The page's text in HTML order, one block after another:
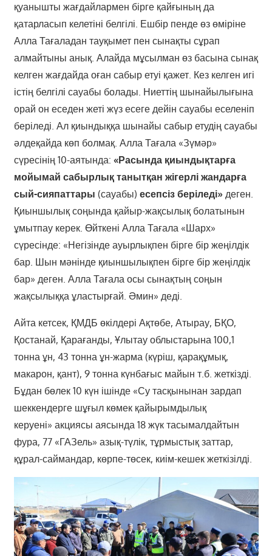
қуанышты жағдайлармен бірге қайғының да
қатарласып келетіні белгілі. Ешбір пенде өз өміріне
Алла Тағаладан тауқымет пен сынақты сұрап
алмайтыны анық. Алайда мұсылман өз басына сынақ
келген жағдайда оған сабыр етуі қажет. Кез келген игі
істің белгілі сауабы болады. Ниеттің шынайылығына
орай он еседен жеті жүз есеге дейін сауабы еселеніп
беріледі. Ал қиындыққа шынайы сабыр етудің сауабы
әлдеқайда көп болмақ. Алла Тағала «Зүмәр»
сүресінің 10-аятында: «Расында қиындықтарға
мойымай сабырлық танытқан жігерлі жандарға
сый-сияпаттары (сауабы) есепсіз беріледі»деген.
Қиыншылық соңында қайыр-жақсылық болатынын
ұмытпау керек. Өйткені Алла Тағала «Шарх»
сүресінде: «Негізінде ауырлықпен бірге бір жеңілдік
бар. Шын мәнінде қиыншылықпен бірге бір жеңілдік
бар» деген. Алла Тағала осы сынақтың соңын
жақсылыққа ұластырғай. Әмин» деді.
Айта кетсек, ҚМДБ өкілдері Ақтөбе, Атырау, БҚО,
Қостанай, Қарағанды, Ұлытау облыстарына 100,1
тонна ұн, 43 тонна ұн-жарма (күріш, қарақұмық,
макарон, қант), 9 тонна күнбағыс майын т.б. жеткізді.
Бұдан бөлек 10 күн ішінде «Су тасқынынан зардап
шеккендерге шұғыл көмек қайырымдылық
керуені» акциясы аясында 18 жүк тасымалдайтын
фура, 77 «ГАЗель» азық-түлік, тұрмыстық заттар,
құрал-саймандар, көрпе-төсек, киім-кешек жеткізілді.